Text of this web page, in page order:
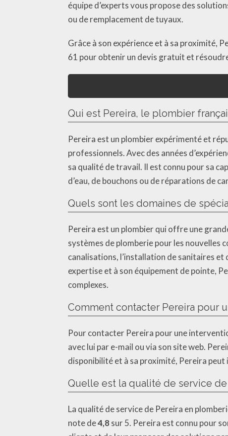
équipe d’experts vous propose des
ou de remplacement de tuyaux.
Grâce à son expérience et à sa proximité,
61 pour obtenir un devis gratuit et
Qui est Pereira, le plombier
Pereira est un plombier expérimenté et
professionnels. Avec des années
sa qualité de travail. Il est connu pour sa
d’eau, de bouchons ou de réparations de
Quels sont les domaines de
Pereira est un plombier qui offre une
systèmes de plomberie pour les nouvelles
canalisations, l’installation de sanitaires
expertise et à son équipement de pointe,
complexes.
Comment contacter Pereira pour
Pour contacter Pereira pour une
avec lui par e-mail ou via son site web.
disponibilité et à sa proximité, Pereira
Quelle est la qualité de service
La qualité de service de Pereira en
note de4,8sur 5. Pereira est connu pour